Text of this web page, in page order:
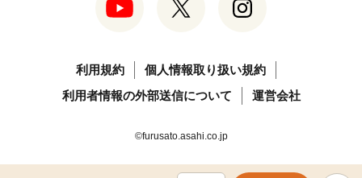
利用規約
個人情報取り扱い規約
利用者情報の外部送信について
運営会社
©furusato.asahi.co.jp